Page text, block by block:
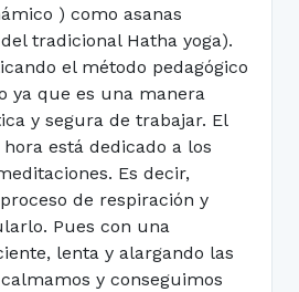
) como asanas
tradicional Hatha yoga).
el método pedagógico
ya que es una manera
y segura de trabajar. El
está dedicado a los
Es decir,
de respiración y
Pues con una
lenta y alargando las
y conseguimos